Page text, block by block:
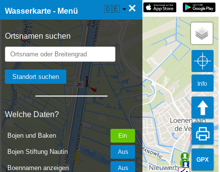
Wasserkarte - Menü ×
Ortsnamen suchen
Welche Daten?
Bojen und Baken
Bojen Stiftung Nautin
Boennamen anzeigen
☰ Wasserkarte Live 🇩🇪
GPX
21
20 Info